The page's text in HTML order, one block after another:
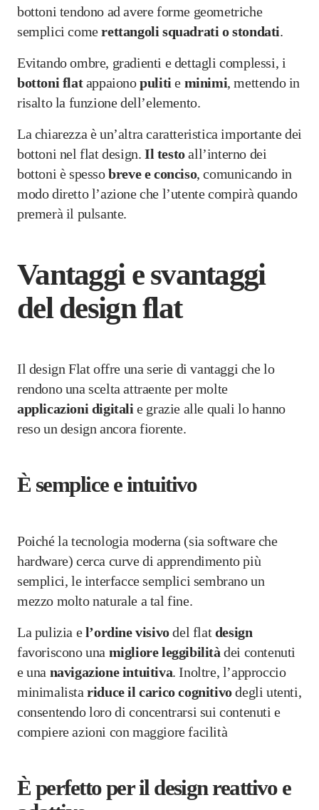
bottoni tendono ad avere forme geometriche
semplici comerettangoli squadrati o stondati.
Evitando ombre, gradienti e dettagli complessi, i
bottoni flatappaionopuliti e minimi, mettendo in
risalto la funzione dell’elemento.
La chiarezza è un’altra caratteristica importante dei
bottoni nel flat design.Il testoall’interno dei
bottoni è spessobreve e conciso, comunicando in
modo diretto l’azione che l’utente compirà quando
premerà il pulsante.
Vantaggi e svantaggi
del design flat
Il design Flat offre una serie di vantaggi che lo
rendono una scelta attraente per molte
applicazioni digitali e grazie alle quali lo hanno
reso un design ancora fiorente.
È semplice e intuitivo
Poiché la tecnologia moderna (sia software che
hardware) cerca curve di apprendimento più
semplici, le interfacce semplici sembrano un
mezzo molto naturale a tal fine.
La pulizia el’ordine visivodel flat design
favoriscono una migliore leggibilità dei contenuti
e una navigazione intuitiva. Inoltre, l’approccio
minimalista riduce il carico cognitivodegli utenti,
consentendo loro di concentrarsi sui contenuti e
compiere azioni con maggiore facilità
È perfetto per il design reattivo e